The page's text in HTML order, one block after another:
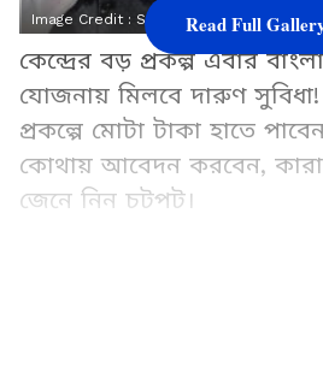
Image Credit : StockPhoto
কেন্দ্রের বড় প্রকল্প এবার
যোজনায় মিলবে দারুণ
প্রকল্পে মোটা টাকা হাতে
কোথায় আবেদন করবেন, কারা
জেনে নিন চটপট।
Read Full